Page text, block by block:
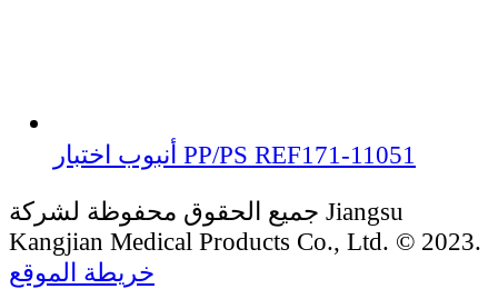
أنبوب اختبار PP/PS REF171-11051
جميع الحقوق محفوظة لشركة Jiangsu
Kangjian Medical Products Co., Ltd. © 2023.
خريطة الموقع